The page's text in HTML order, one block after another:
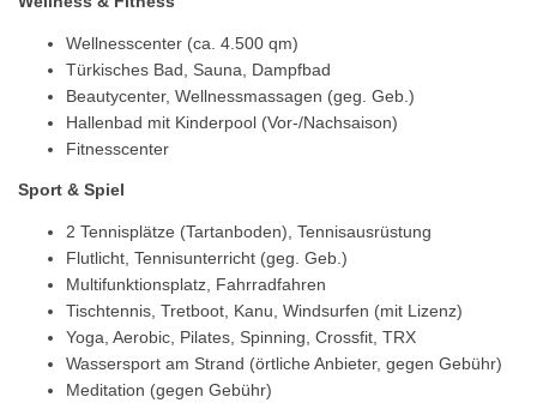
Wellnesscenter (ca. 4.500 qm)
Türkisches Bad, Sauna, Dampfbad
Beautycenter, Wellnessmassagen (geg. Geb.)
Hallenbad mit Kinderpool (Vor-/Nachsaison)
Fitnesscenter
Sport & Spiel
2 Tennisplätze (Tartanboden), Tennisausrüstung
Flutlicht, Tennisunterricht (geg. Geb.)
Multifunktionsplatz, Fahrradfahren
Tischtennis, Tretboot, Kanu, Windsurfen (mit Lizenz)
Yoga, Aerobic, Pilates, Spinning, Crossfit, TRX
Wassersport am Strand (örtliche Anbieter, gegen Gebühr)
Meditation (gegen Gebühr)